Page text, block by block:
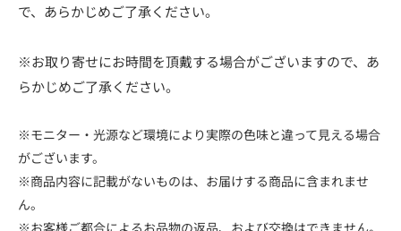
で、あらかじめご了承ください。
※お取り寄せにお時間を頂戴する場合がございますので、あ
らかじめご了承ください。
※モニター・光源など環境により実際の色味と違って見える場合
がございます。
※商品内容に記載がないものは、お届けする商品に含まれませ
ん。
※お客様ご都合によるお品物の返品、および交換はできません。